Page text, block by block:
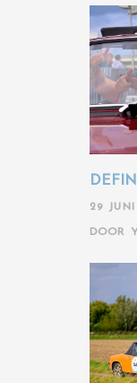
29
DOOR